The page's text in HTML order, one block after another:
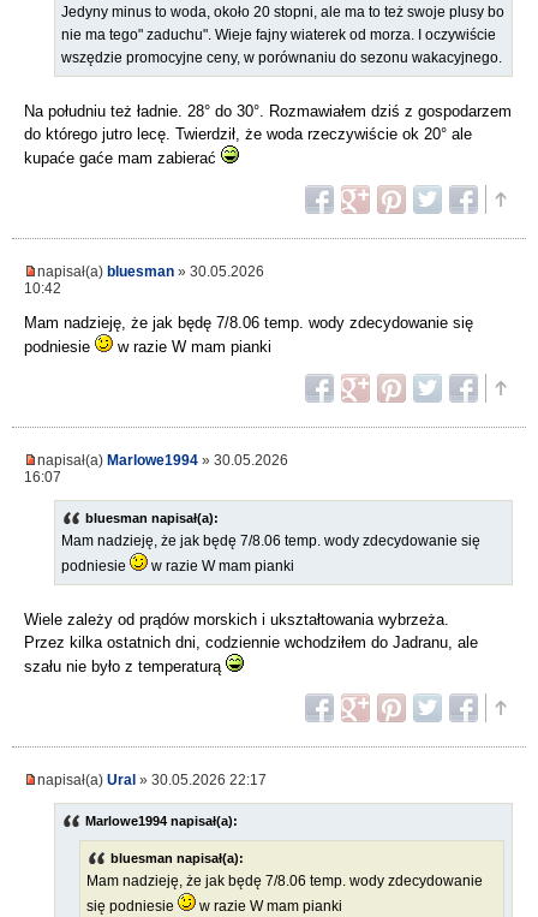
Jedyny minus to woda, około 20 stopni, ale ma to też swoje plusy bo
nie ma tego" zaduchu". Wieje fajny wiaterek od morza. I oczywiście
wszędzie promocyjne ceny, w porównaniu do sezonu wakacyjnego.
Na południu też ładnie. 28° do 30°. Rozmawiałem dziś z gospodarzem
do którego jutro lecę. Twierdził, że woda rzeczywiście ok 20° ale
kupaće gaće mam zabierać
napisał(a) bluesman » 30.05.2026
10:42
Mam nadzieję, że jak będę 7/8.06 temp. wody zdecydowanie się
podniesie
w razie W mam pianki
napisał(a) Marlowe1994 » 30.05.2026
16:07
bluesman napisał(a):
Mam nadzieję, że jak będę 7/8.06 temp. wody zdecydowanie się
podniesie
w razie W mam pianki
Wiele zależy od prądów morskich i ukształtowania wybrzeża.
Przez kilka ostatnich dni, codziennie wchodziłem do Jadranu, ale
szału nie było z temperaturą
napisał(a) Ural » 30.05.2026 22:17
Marlowe1994 napisał(a):
bluesman napisał(a):
Mam nadzieję, że jak będę 7/8.06 temp. wody zdecydowanie
się podniesie
w razie W mam pianki